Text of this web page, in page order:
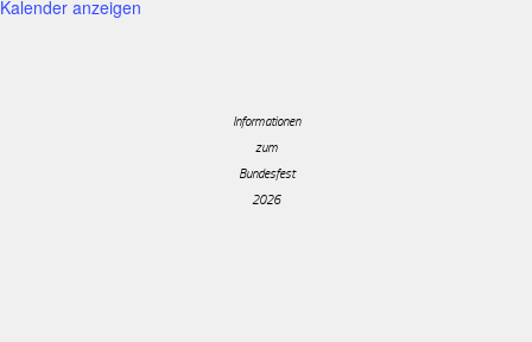
Kalender anzeigen
Informationen
zum
Bundesfest
2026